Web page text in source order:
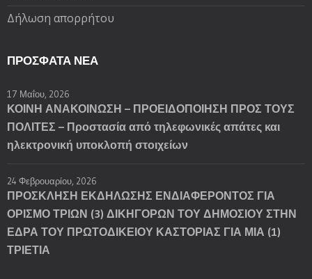
Δήλωση απορρήτου
ΠΡΌΣΦΑΤΑ ΝΈΑ
17 Μαΐου, 2026
ΚΟΙΝΗ ΑΝΑΚΟΙΝΩΣΗ – ΠΡΟΕΙΔΟΠΟΙΗΣΗ ΠΡΟΣ ΤΟΥΣ
ΠΟΛΙΤΕΣ – Προστασία από τηλεφωνικές απάτες και
ηλεκτρονική υποκλοπή στοιχείων
24 Φεβρουαρίου, 2026
ΠΡΟΣΚΛΗΣΗ ΕΚΔΗΛΩΣΗΣ ΕΝΔΙΑΦΕΡΟΝΤΟΣ ΓΙΑ
ΟΡΙΣΜΟ ΤΡΙΩΝ (3) ΔΙΚΗΓΟΡΩΝ ΤΟΥ ΔΗΜΟΣΙΟΥ ΣΤΗΝ
ΕΔΡΑ ΤΟΥ ΠΡΩΤΟΔΙΚΕΙΟΥ ΚΑΣΤΟΡΙΑΣ ΓΙΑ ΜΙΑ (1)
ΤΡΙΕΤΙΑ